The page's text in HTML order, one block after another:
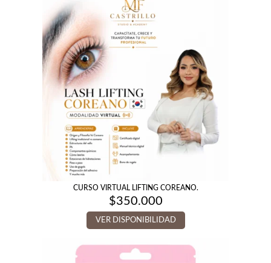
CURSO VIRTUAL LIFTING COREANO.
$350.000
VER DISPONIBILIDAD